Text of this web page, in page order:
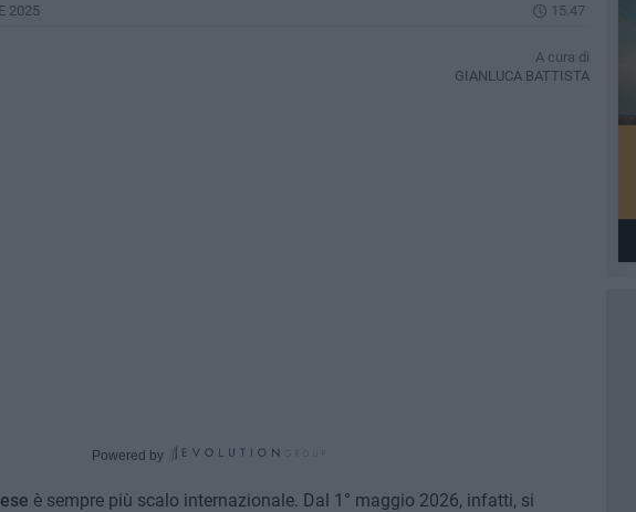
2025 15.47
A cura di
GIANLUCA BATTISTA
Powered by
è sempre più scalo internazionale. Dal 1° maggio 2026, infatti, si